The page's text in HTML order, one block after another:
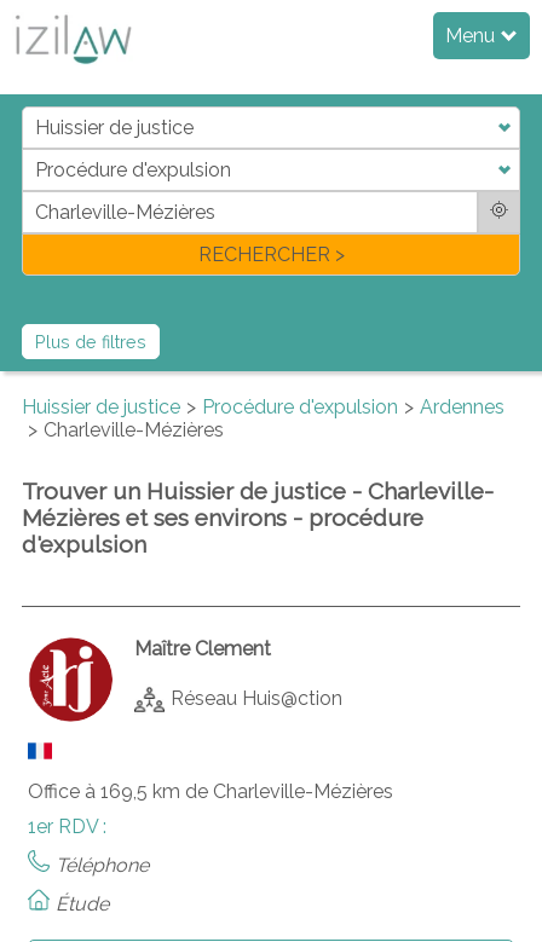
Menu
jdadi
fl
RECHERCHER >
Plus de filtres
Huissier de justice Procédure d'expulsion
Ardennes
Charleville-Mézières
Trouver un Huissier de justice - Charleville-
Mézières et ses environs - procédure
d'expulsion
Maître Clement
Réseau Huis@ction
Office à 169,5 km de Charleville-Mézières
1er RDV :
Téléphone
Étude